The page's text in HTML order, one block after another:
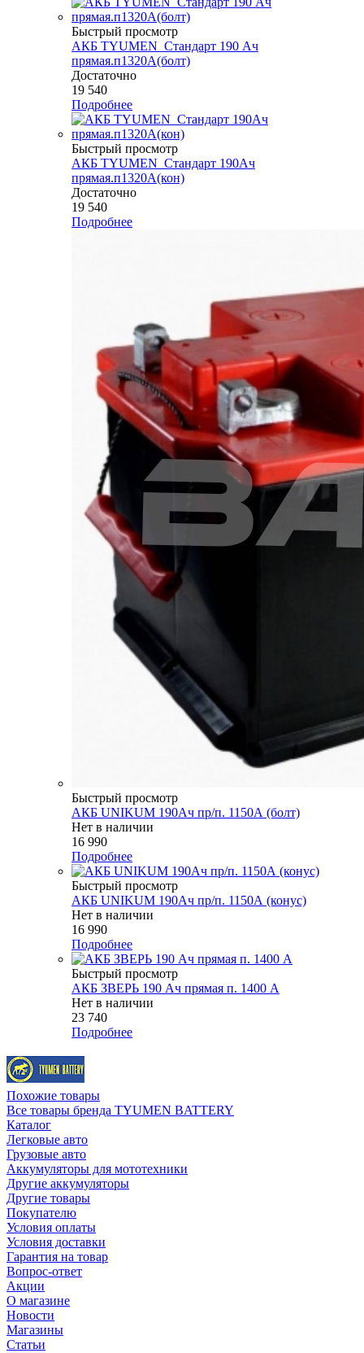
Быстрый просмотр
АКБ TYUMEN_Стандарт 190 Ач
прямая.п1320А(болт)
Достаточно
19 540
Подробнее
Быстрый просмотр
АКБ TYUMEN_Стандарт 190Ач
прямая.п1320А(кон)
Достаточно
19 540
Подробнее
Быстрый просмотр
АКБ UNIKUM 190Ач пр/п. 1150А (болт)
Нет в наличии
16 990
Подробнее
Быстрый просмотр
АКБ UNIKUM 190Ач пр/п. 1150А (конус)
Нет в наличии
16 990
Подробнее
Быстрый просмотр
АКБ ЗВЕРЬ 190 Ач прямая п. 1400 А
Нет в наличии
23 740
Подробнее
Похожие товары
Все товары бренда TYUMEN BATTERY
Каталог
Легковые авто
Грузовые авто
Аккумуляторы для мототехники
Другие аккумуляторы
Другие товары
Покупателю
Условия оплаты
Условия доставки
Гарантия на товар
Вопрос-ответ
Акции
О магазине
Новости
Магазины
Статьи